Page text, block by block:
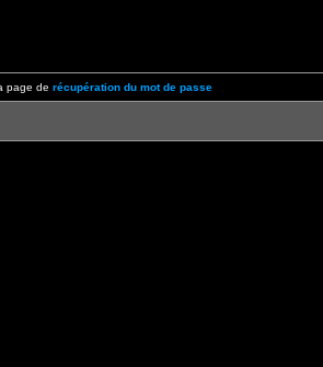
page de récupération du mot de passe